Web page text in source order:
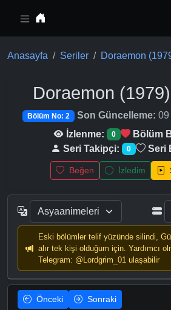
Anasayfa Seriler Doraemon
Doraemon (1979)
Bölüm No: 2 Son Güncelleme: 09
İzlenme:
0 Bölüm
Seri Takipçi: 0 Seri
Beğen İzledim
Eski bölümler telif yüzünde silindi,
alır tek kişi olduğum için. Yardımcı
Telegram: @Lordgrim_01 ulaşabilir
Önceki Sonraki